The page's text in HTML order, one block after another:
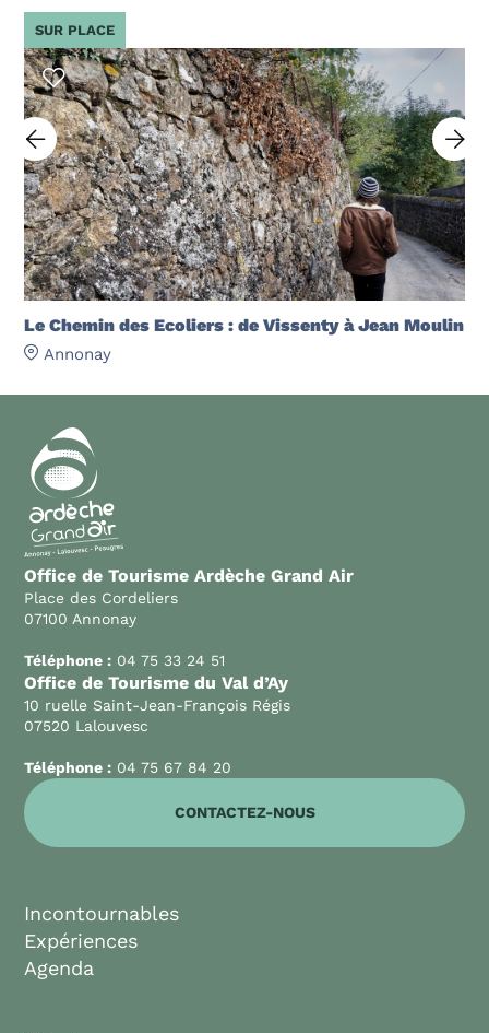
Le Chemin des Ecoliers : de Vissenty à Jean Moulin
Annonay
SUR PLACE
Office de Tourisme Ardèche Grand Air
Place des Cordeliers
07100 Annonay
Téléphone : 04 75 33 24 51
Office de Tourisme du Val d’Ay
10 ruelle Saint-Jean-François Régis
07520 Lalouvesc
Téléphone : 04 75 67 84 20
CONTACTEZ-NOUS
Incontournables
Expériences
Agenda